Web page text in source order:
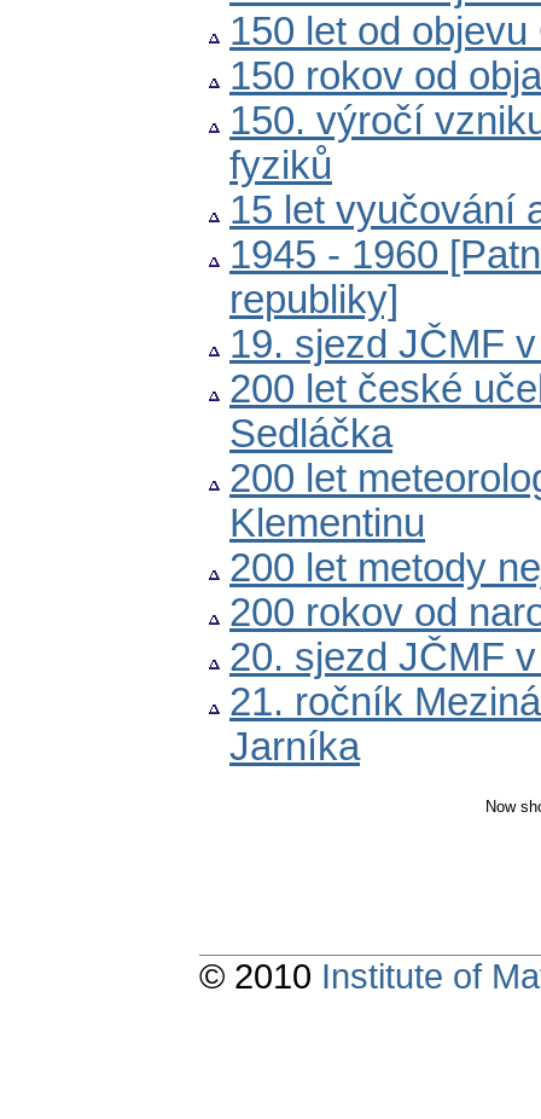
150 let od
150 rokov od
150. výročí
fyziků
15 let vyučování
1945 - 1960
republiky]
19. sjezd JČMF
200 let české
Sedláčka
200 let
Klementinu
200 let metody
200 rokov od
20. sjezd JČMF
21. ročník
Jarníka
Now
© 2010 Institute of